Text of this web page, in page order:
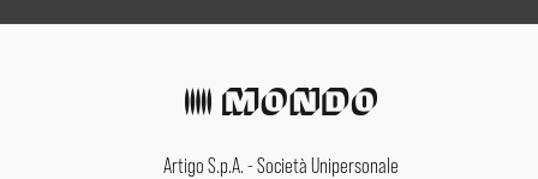
Artigo S.p.A. - Società Unipersonale